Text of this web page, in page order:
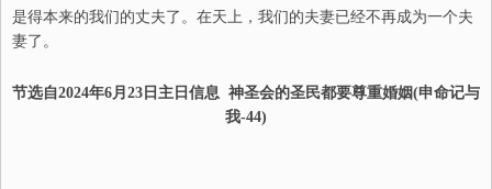
是得本来的我们的丈夫了。在天上，我们的夫妻已经不再成为一个夫
妻了。
节选自2024年6月 23 日 主日信息 神圣会的圣民都要尊重婚姻(申命记与
我-44)